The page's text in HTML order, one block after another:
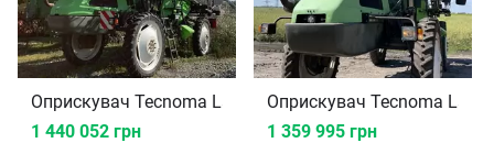
Оприскувач Tecnoma Laser 4000
1 440 052 грн
Оприскувач Tecnoma
1 359 995 грн